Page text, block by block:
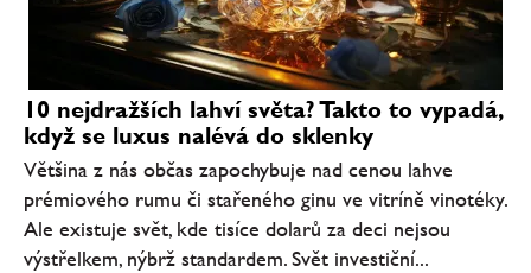
10 nejdražších lahví světa? Takto to vypadá,
když se luxus nalévá do sklenky
Většina z nás občas zapochybuje nad cenou lahve
prémiového rumu či stařeného ginu ve vitríně vinotéky.
Ale existuje svět, kde tisíce dolarů za deci nejsou
výstřelkem, nýbrž standardem. Svět investiční...